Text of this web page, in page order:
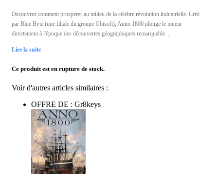
Découvrez comment prospérer au milieu de la célèbre révolution industrielle. Créé
par Blue Byte (une filiale du groupe Ubisoft), Anno 1800 plonge le joueur
directement à l'époque des découvertes géographiques remarquable ...
Lire la suite
Ce produit est en rupture de stock.
Voir d'autres articles similaires :
OFFRE DE : Gr8keys